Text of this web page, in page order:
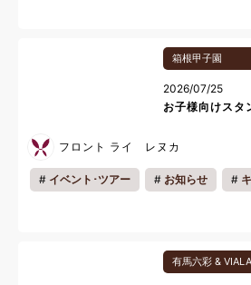
箱根甲子園
2026/07/25
お子様向けスタ
フロント ライ レヌカ
イベント･ツアー お知らせ
有馬六彩 & VIALA